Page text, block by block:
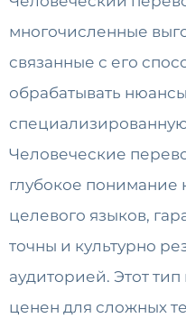
многочисленные
связанные с его
обрабатывать
Человеческие
глубокое понимание
целевого языков,
точны и культурно
аудиторией. Этот
ценен для сложных